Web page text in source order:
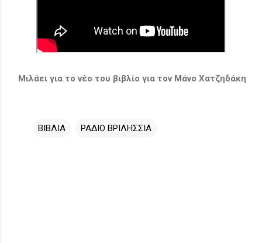
Μιλάει για το νέο του βιβλίο για τον Μάνο Χατζηδάκη
ΒΙΒΛΙΑ ΡΑΔΙΟ ΒΡΙΛΗΣΣΙΑ